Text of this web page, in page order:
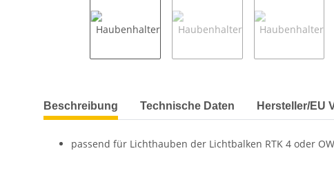
Beschreibung Technische Daten Hersteller/EU
passend für Lichthauben der Lichtbalken RTK 4 oder